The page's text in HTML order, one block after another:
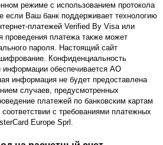
режиме с использованием протокола
Ваш банк поддерживает технологию
платежей Verified By Visa или
проведения платежа также может
пароля. Настоящий сайт
Конфиденциальность
обеспечивается АО
информация не будет предоставлена
случаев, предусмотренных
платежей по банковским картам
с требованиями платежных
Europe Sprl.